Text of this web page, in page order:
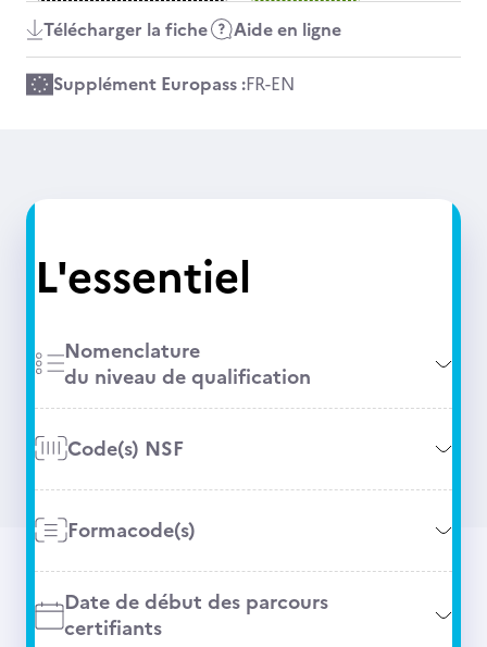
Télécharger la fiche Aide en ligne
Supplément Europass :FR-EN
L'essentiel
Nomenclature
du niveau de qualification
Code(s) NSF
Formacode(s)
Date de début des parcours
certifiants